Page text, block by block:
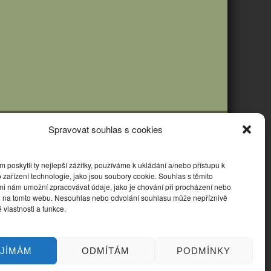
Spravovat souhlas s cookies
poskytli ty nejlepší zážitky, používáme k ukládání a/nebo přístupu k
zařízení technologie, jako jsou soubory cookie. Souhlas s těmito
nám umožní zpracovávat údaje, jako je chování při procházení nebo
tomto webu. Nesouhlas nebo odvolání souhlasu může nepříznivě
vlastnosti a funkce.
ODMÍTÁM PODMÍNKY